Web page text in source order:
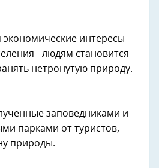
интересы
- людям становится
нетронутую природу.
заповедниками и
парками от туристов,
природы.